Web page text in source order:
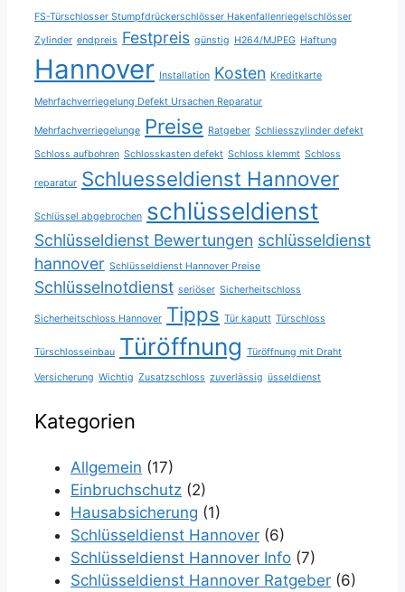
FS-Türschlosser Stumpfdrückerschlösser Hakenfallenriegelschlösser
Zylinder endpreis Festpreis günstig H264/MJPEG Haftung
Hannover Installation Kosten Kreditkarte
Mehrfachverriegelung Defekt Ursachen Reparatur
Mehrfachverriegelunge Preise Ratgeber Schliesszylinder defekt
Schloss aufbohren Schlosskasten defekt Schloss klemmt Schloss
reparatur Schluesseldienst Hannover
Schlüssel abgebrochen schlüsseldienst
Schlüsseldienst Bewertungen schlüsseldienst
hannover Schlüsseldienst Hannover Preise
Schlüsselnotdienst seriöser Sicherheitschloss
Sicherheitschloss Hannover Tipps Tür kaputt Türschloss
Türschlosseinbau Türöffnung Türöffnung mit Draht
Versicherung Wichtig Zusatzschloss zuverlässig üsseldienst
Kategorien
Allgemein (17)
Einbruchschutz (2)
Hausabsicherung (1)
Schlüsseldienst Hannover (6)
Schlüsseldienst Hannover Info (7)
Schlüsseldienst Hannover Ratgeber (6)